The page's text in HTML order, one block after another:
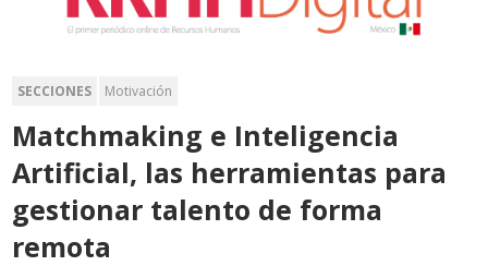
SECCIONES Motivación
Matchmaking e Inteligencia
Artificial, las herramientas para
gestionar talento de forma
remota